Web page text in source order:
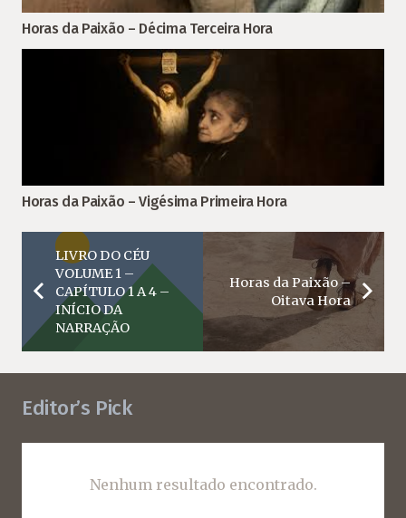
Horas da Paixão – Décima Terceira Hora
Horas da Paixão – Vigésima Primeira Hora
LIVRO DO CÉU
VOLUME 1 –
CAPÍTULO 1 A 4 –
INÍCIO DA
NARRAÇÃO
Horas da Paixão –
Oitava Hora
Editor’s Pick
Nenhum resultado encontrado.